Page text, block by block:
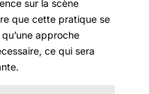
sur la scène
que cette pratique se
approche
ce qui sera